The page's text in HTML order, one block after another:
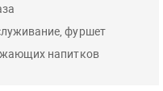
фуршет
напитков